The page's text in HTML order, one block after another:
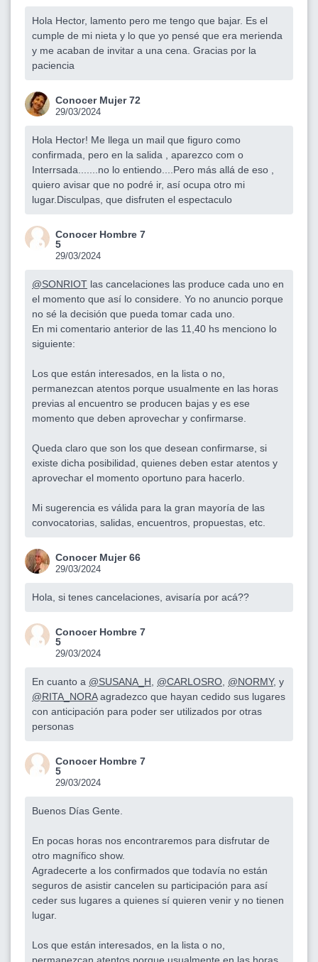
Hola Hector, lamento pero me tengo que bajar. Es el
cumple de mi nieta y lo que yo pensé que era merienda
y me acaban de invitar a una cena. Gracias por la
paciencia
Conocer Mujer 72
29/03/2024
Hola Hector! Me llega un mail que figuro como
confirmada, pero en la salida , aparezco com o
Interrsada.......no lo entiendo....Pero más allá de eso ,
quiero avisar que no podré ir, así ocupa otro mi
lugar.Disculpas, que disfruten el espectaculo
Conocer Hombre 7
5
29/03/2024
@SONRIOT las cancelaciones las produce cada uno en
el momento que así lo considere. Yo no anuncio porque
no sé la decisión que pueda tomar cada uno.
En mi comentario anterior de las 11,40 hs menciono lo
siguiente:
Los que están interesados, en la lista o no,
permanezcan atentos porque usualmente en las horas
previas al encuentro se producen bajas y es ese
momento que deben aprovechar y confirmarse.
Queda claro que son los que desean confirmarse, si
existe dicha posibilidad, quienes deben estar atentos y
aprovechar el momento oportuno para hacerlo.
Mi sugerencia es válida para la gran mayoría de las
convocatorias, salidas, encuentros, propuestas, etc.
Conocer Mujer 66
29/03/2024
Hola, si tenes cancelaciones, avisaría por acá??
Conocer Hombre 7
5
29/03/2024
En cuanto a @SUSANA_H @CARLOSRO @NORMY, y
@RITA_NORAagradezco que hayan cedido sus lugares
con anticipación para poder ser utilizados por otras
personas
Conocer Hombre 7
5
29/03/2024
Buenos Días Gente.
En pocas horas nos encontraremos para disfrutar de
otro magnífico show.
Agradecerte a los confirmados que todavía no están
seguros de asistir cancelen su participación para así
ceder sus lugares a quienes sí quieren venir y no tienen
lugar.
Los que están interesados, en la lista o no,